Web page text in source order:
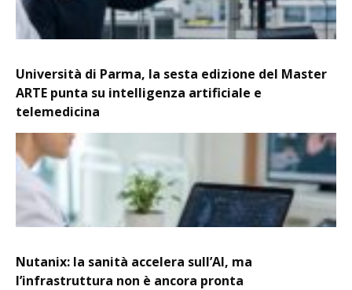
Università di Parma, la sesta edizione del Master
ARTE punta su intelligenza artificiale e
telemedicina
Nutanix: la sanità accelera sull’AI, ma
l’infrastruttura non è ancora pronta